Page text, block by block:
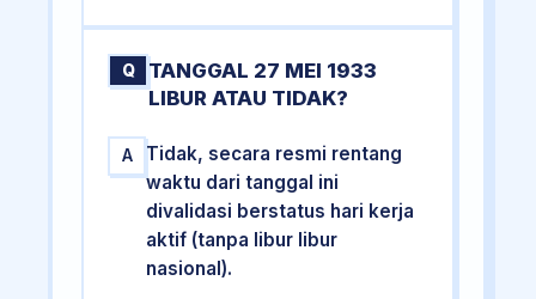
Q
TANGGAL 27 MEI 1933
LIBUR ATAU TIDAK?
A
Tidak, secara resmi rentang
waktu dari tanggal ini
divalidasi berstatus hari kerja
aktif (tanpa libur libur
nasional).